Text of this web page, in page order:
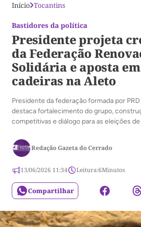
Início Tocantins
Bastidores da política
Presidente projeta
da Federação
Solidária e aposta
cadeiras na Aleto
Presidente da federação formada por
destaca fortalecimento do grupo,
competitivas e diálogo para as eleições
Redação Gazeta do Cerrado
13/06/2026 11:34 Leitura:6Minutos
Compartilhar